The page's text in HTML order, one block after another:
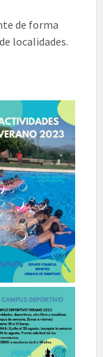
de forma
localidades.